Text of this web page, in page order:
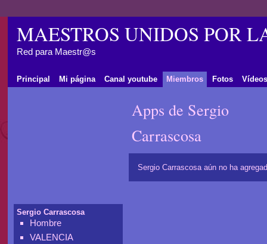
MAESTROS UNIDOS POR
Red para Maestr@s
Principal Mi página Canal youtube Miembros Fotos Vídeos
Sergio Carrascosa
Hombre
VALENCIA
Apps de Sergio
Carrascosa
Sergio Carrascosa aún no ha